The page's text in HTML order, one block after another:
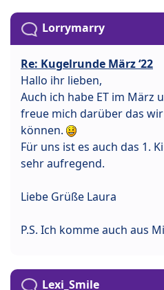
Lorrymarry
Re: Kugelrunde März ‘22
Hallo ihr lieben,
Auch ich habe ET im März
freue mich darüber das
können.
Für uns ist es auch das 1.
sehr aufregend.
Liebe Grüße Laura
P.S. Ich komme auch aus
Lexi_Smile